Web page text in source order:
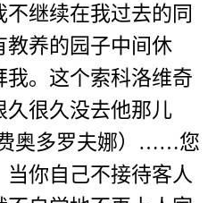
继续在我过去的同
教养的园子中间休
我。这个索科洛维奇
久很久没去他那儿
奥多罗夫娜）……您
你自己不接待客人